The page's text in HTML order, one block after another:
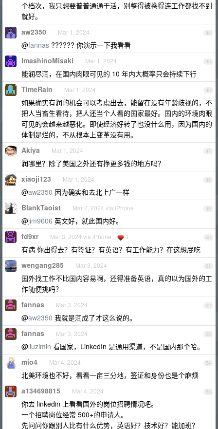
个档次，我只想要普普通通干活，别整得被卷得连工作都找不到
就好。
44
aw2350 Mar 1, 2024
@fannas ?????? 你演示一下我看看
45
ImashinoMisaki Mar 1, 2024
能润尽润，在国内肉眼可见的 10 年内大概率只会持续下行
46
TimeRain Mar 1, 2024
如果确实有润的机会可以考虑出去，能留在没有年龄歧视的，不
把人当畜生看待，把人还当个人看的国家最好。国内的环境肉眼
可见的会越来越恶化。即使经济好转了也没什么用，因为国内的
体制是烂的，不从根本上变革没有用。
47
Akiya Mar 1, 2024
润哪里？除了美国之外还有挣更多钱的地方吗？
48
xiaoji123 Mar 1, 2024
@aw2350 因为确实和去北上广一样
49
BlankTaoist Mar 2, 2024 via iPhone
@jim9606 英文好，就此国内好。
50
fd9xr Mar 3, 2024 via iPhone 1
有病 你出得去？有签证？有英语？有工作能力？在这想屁吃
51
wengang285 Mar 3, 2024
国外找工作不比国内容易啊，还得准备英语，真的以为国外的工
作随便挑吗？
52
fannas Mar 3, 2024
@aw2350 我就是润成了才这么说的。
53
fannas Mar 3, 2024
@liuzimin 看国家，LinkedIn 是通用渠道，不是国内那个哈。
54
mio4 Mar 4, 2024
北美环境也不好，看看一亩三分地，签证和身份也是个麻烦
55
a134698815 Mar 4, 2024
你去 linkedin 上看看国外的岗位招聘情况吧。
一个招聘岗位经常 500+的申请人。
先问问你跟别人比有什么优势，英语好？技术好？能加班？